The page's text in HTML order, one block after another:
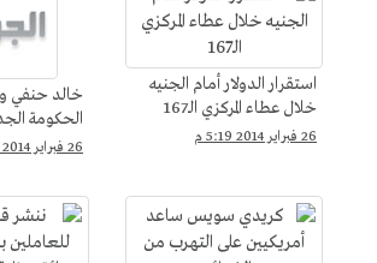
استقرار الدولار أمام الجنيه
خلال عطاء المركزي الـ167
26 فبراير 2014 5:19 م
خالد حنفي
الحكومة
26 فبراير 2014 5:04 م